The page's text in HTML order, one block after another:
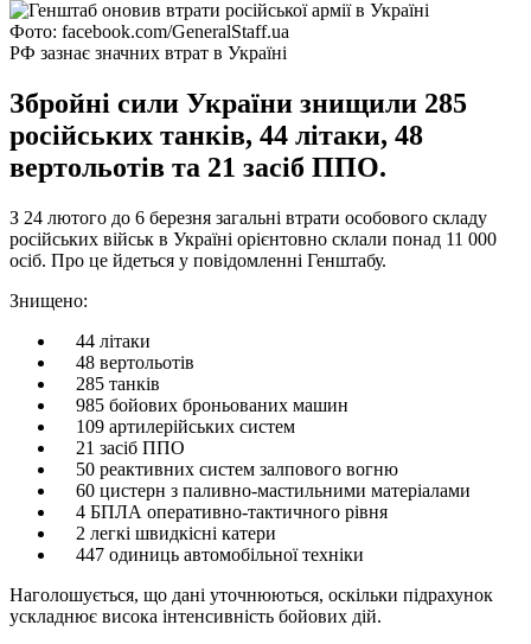
Фото: facebook.com/GeneralStaff.ua
РФ зазнає значних втрат в Україні
Збройні сили України знищили 285
російських танків, 44 літаки, 48
вертольотів та 21 засіб ППО.
З 24 лютого до 6 березня загальні втрати особового складу
російських військ в Україні орієнтовно склали понад 11 000
осіб. Про це йдеться у повідомленні Генштабу.
Знищено:
44 літаки
48 вертольотів
285 танків
985 бойових броньованих машин
109 артилерійських систем
21 засіб ППО
50 реактивних систем залпового вогню
60 цистерн з паливно-мастильними матеріалами
4 БПЛА оперативно-тактичного рівня
2 легкі швидкісні катери
447 одиниць автомобільної техніки
Наголошується, що дані уточнюються, оскільки підрахунок
ускладнює висока інтенсивність бойових дій.